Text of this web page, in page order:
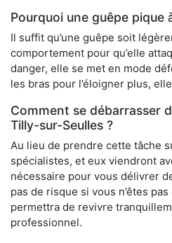
Pourquoi une guêpe pique
Il suffit qu’une guêpe soit
comportement pour qu’elle
danger, elle se met en mode
les bras pour l’éloigner plus,
Comment se débarrasser
Tilly-sur-Seulles ?
Au lieu de prendre cette tâche
spécialistes, et eux viendront
nécessaire pour vous délivrer
pas de risque si vous n’êtes
permettra de revivre
professionnel.